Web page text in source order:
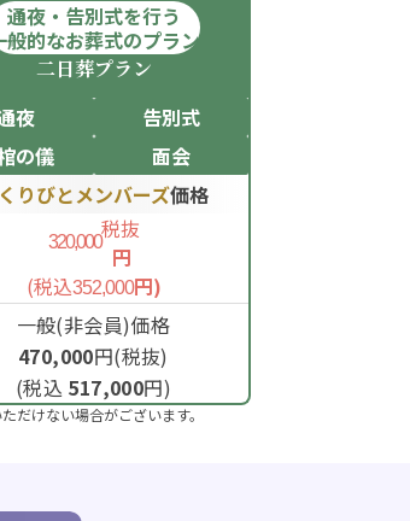
通夜・告別式を行う
般的なお葬式のプラン
二日葬プラン
夜
告別式
の儀
面会
りびとメンバーズ価格
320,000税抜
円
(税込352,000円)
一般(非会員)価格
470,000円(税抜)
(税込 517,000円)
けない場合がございます。